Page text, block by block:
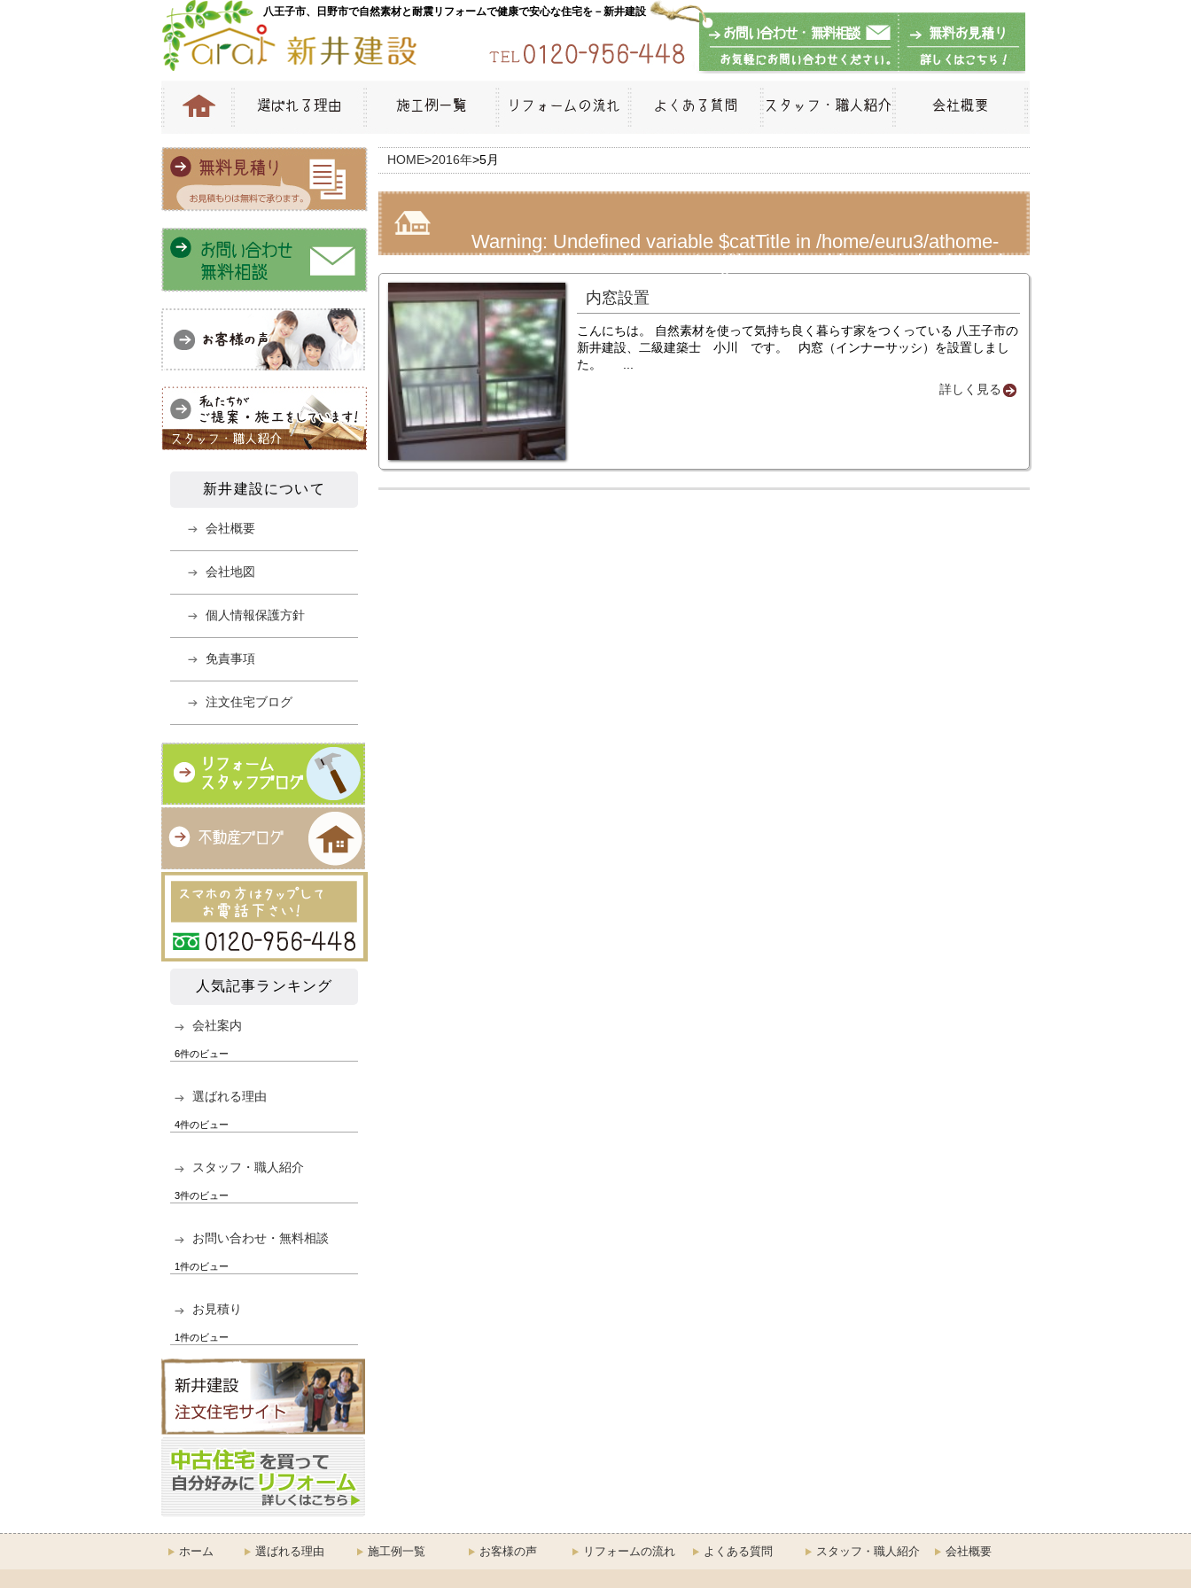
八王子市、日野市で自然素材と耐震リフォームで健康で安心な住宅を－新井建設
HOME>2016年>5月
Warning: Undefined variable $catTitle in /home/euru3/athome-
arai.com/public_html/wp-content/themes/arai-kensetsu/archive.php
on line13
内窓設置
こんにちは。 自然素材を使って気持ち良く暮らす家をつくっている 八王子市の
新井建設、二級建築士 小川 です。 内窓（インナーサッシ）を設置しまし
た。 ...
詳しく見る
新井建設について
会社概要
会社地図
個人情報保護方針
免責事項
注文住宅ブログ
人気記事ランキング
会社案内
6件のビュー
選ばれる理由
4件のビュー
スタッフ・職人紹介
3件のビュー
お問い合わせ・無料相談
1件のビュー
お見積り
1件のビュー
ホーム 選ばれる理由 施工例一覧 お客様の声 リフォームの流れ よくある質問 スタッフ・職人紹介 会社概要